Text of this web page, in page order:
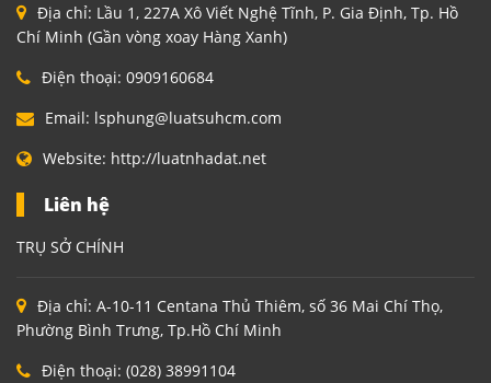
Địa chỉ: Lầu 1, 227A Xô Viết Nghệ Tĩnh, P. Gia Định, Tp. Hồ
Chí Minh (Gần vòng xoay Hàng Xanh)
Điện thoại: 0909160684
Email: lsphung@luatsuhcm.com
Website: http://luatnhadat.net
Liên hệ
TRỤ SỞ CHÍNH
Địa chỉ: A-10-11 Centana Thủ Thiêm, số 36 Mai Chí Thọ,
Phường Bình Trưng, Tp.Hồ Chí Minh
Điện thoại: (028) 38991104